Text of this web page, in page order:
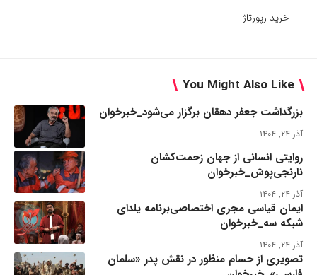
خرید رپورتاژ
You Might Also Like
بزرگداشت جعفر دهقان برگزار می‌شود_خبرخوان
آذر ۲۴, ۱۴۰۴
روایتی انسانی از جهان زحمت‌کشان
نارنجی‌پوش_خبرخوان
آذر ۲۴, ۱۴۰۴
ایمان قیاسی مجری اختصاصی‌برنامه یلدای
شبکه سه_خبرخوان
آذر ۲۴, ۱۴۰۴
تصویری از حسام منظور در نقش پدر «سلمان